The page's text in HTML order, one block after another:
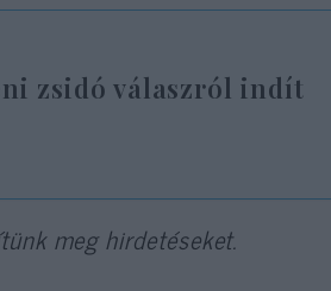
zsidó válaszról indít
meg hirdetéseket.